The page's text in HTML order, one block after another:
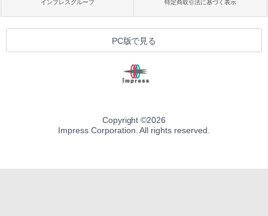
インプレスグループ 特定商取引法に基づく表示
PC版で見る
Copyright ©2026
Impress Corporation. All rights reserved.